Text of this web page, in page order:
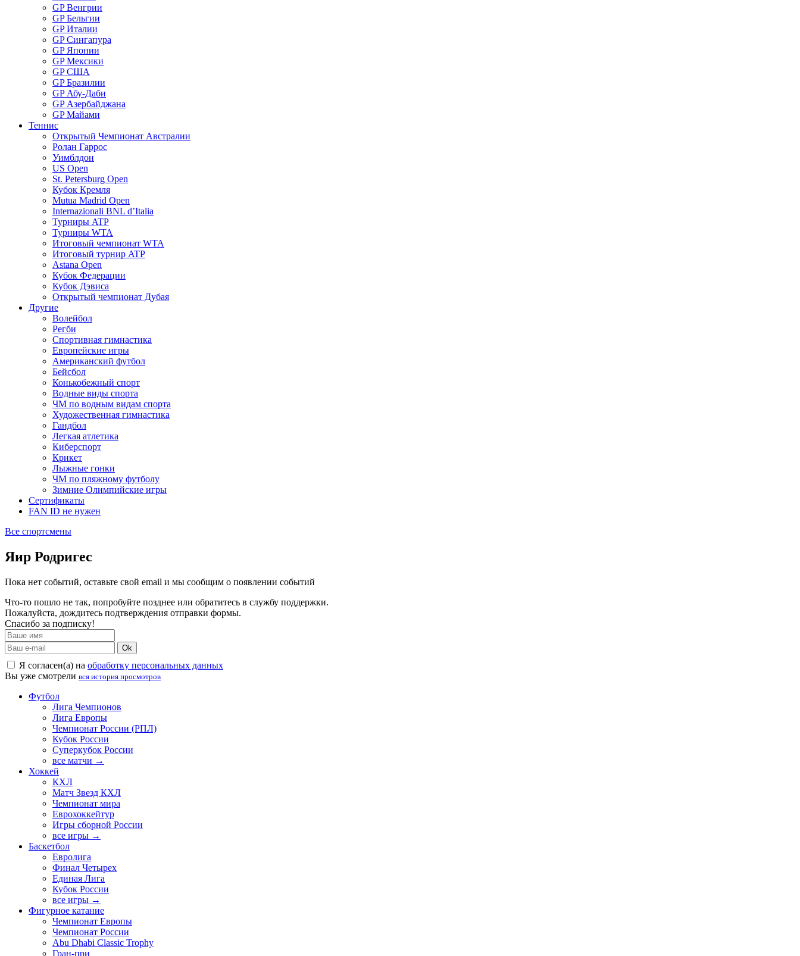
GP Венгрии
GP Бельгии
GP Италии
GP Сингапура
GP Японии
GP Мексики
GP США
GP Бразилии
GP Абу-Даби
GP Азербайджана
GP Майами
Теннис
Открытый Чемпионат Австралии
Ролан Гаррос
Уимблдон
US Open
St. Petersburg Open
Кубок Кремля
Mutua Madrid Open
Internazionali BNL d’Italia
Турниры ATP
Турниры WTA
Итоговый чемпионат WTA
Итоговый турнир ATP
Astana Open
Кубок Федерации
Кубок Дэвиса
Открытый чемпионат Дубая
Другие
Волейбол
Регби
Спортивная гимнастика
Европейские игры
Американский футбол
Бейсбол
Конькобежный спорт
Водные виды спорта
ЧМ по водным видам спорта
Художественная гимнастика
Гандбол
Легкая атлетика
Киберспорт
Крикет
Лыжные гонки
ЧМ по пляжному футболу
Зимние Олимпийские игры
Сертификаты
FAN ID не нужен
Все спортсмены
Яир Родригес
Пока нет событий, оставьте свой email и мы сообщим о появлении событий
Что-то пошло не так, попробуйте позднее или обратитесь в службу поддержки.
Пожалуйста, дождитесь подтверждения отправки формы.
Спасибо за подписку!
Ok
Я согласен(а) на обработку персональных данных
Вы уже смотрели вся история просмотров
Футбол
Лига Чемпионов
Лига Европы
Чемпионат России (РПЛ)
Кубок России
Суперкубок России
все матчи →
Хоккей
КХЛ
Матч Звезд КХЛ
Чемпионат мира
Еврохоккейтур
Игры сборной России
все игры →
Баскетбол
Евролига
Финал Четырех
Единая Лига
Кубок России
все игры →
Фигурное катание
Чемпионат Европы
Чемпионат России
Abu Dhabi Classic Trophy
Гран-при